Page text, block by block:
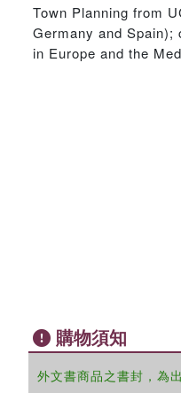
Town Planning from
Germany and Spain);
in Europe and the
購物須知
外文書商品之書封，為